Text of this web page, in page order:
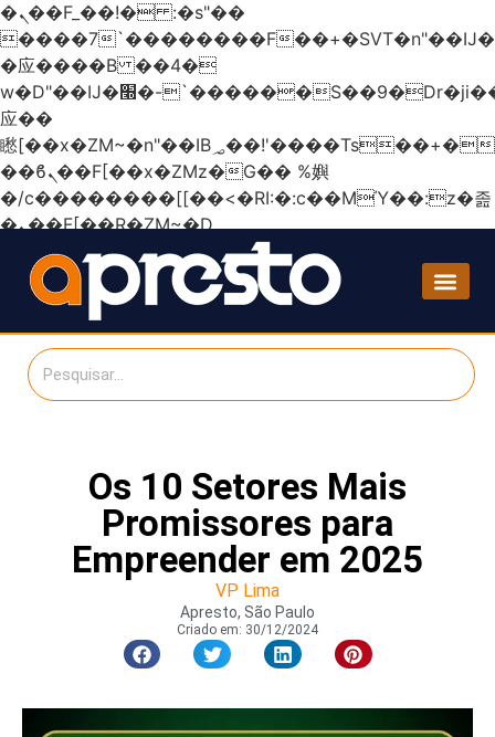
�ܢ��F_��!� :�s"��
����7`��������F
�应����B ��4�
w�D"��IJ�׭�-`������S��9�Dr�ji��EJ߅��gJ�
应��
矁[��x�ZM~�n"��IB؃��!'����Тѕ��+��(m��IK�ʭ�/|
��ϐܢ��F[��x�ZMz�G�� %嬩
�/c��������[[��<�RI:�:c��MΎ��:z�졾
�ܢ��F[��R�ZM~�D
Os 10 Setores Mais
Promissores para
Empreender em 2025
VP Lima
Apresto, São Paulo
Criado em: 30/12/2024